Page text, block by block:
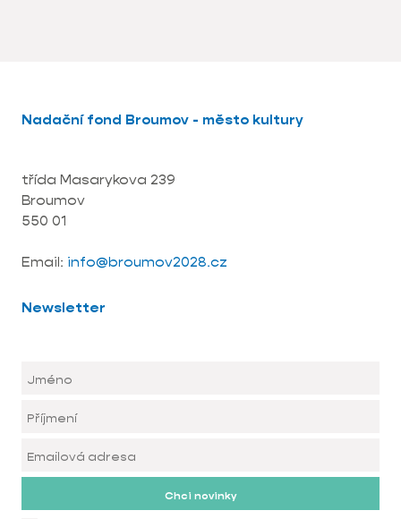
Nadační fond Broumov - město kultury
třída Masarykova 239
Broumov
550 01
Email: info@broumov2028.cz
Newsletter
Chci novinky